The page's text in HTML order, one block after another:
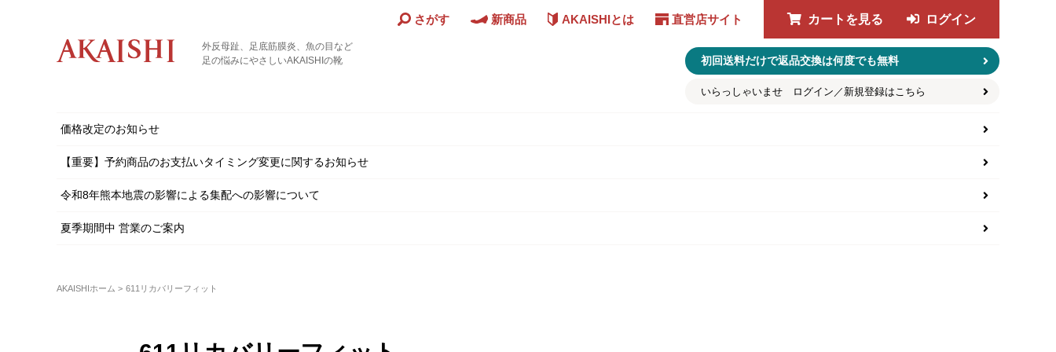
外反母趾、足底筋膜炎、魚の目など
足の悩みにやさしいAKAISHIの靴
さがす 新商品 AKAISHIとは 直営店サイト カートを見る ログイン
初回送料だけで返品交換は何度でも無料
いらっしゃいませ ログイン／新規登録はこちら
価格改定のお知らせ
【重要】予約商品のお支払いタイミング変更に関するお知らせ
令和8年熊本地震の影響による集配への影響について
夏季期間中 営業のご案内
AKAISHIホーム 611リカバリーフィット